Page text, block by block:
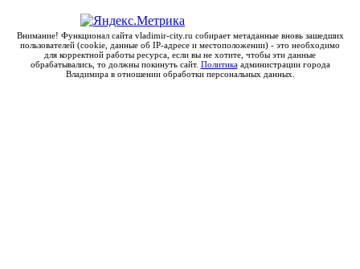
Внимание! Функционал сайта vladimir-city.ru собирает метаданные вновь зашедших
пользователей (cookie, данные об IP-адресе и местоположении) - это необходимо
для корректной работы ресурса, если вы не хотите, чтобы эти данные
обрабатывались, то должны покинуть сайт. Политикаадминистрации города
Владимира в отношении обработки персональных данных.